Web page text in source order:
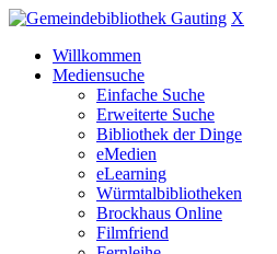
X
Willkommen
Mediensuche
Einfache Suche
Erweiterte Suche
Bibliothek der Dinge
eMedien
eLearning
Würmtalbibliotheken
Brockhaus Online
Filmfriend